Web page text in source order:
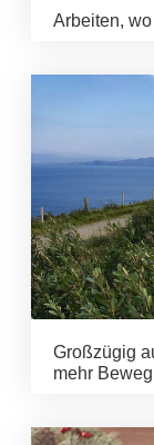
Arbeiten,
Großzügig
mehr